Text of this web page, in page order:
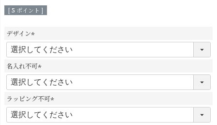
[5 ポイント ]
デザイン
(
必
須
)
名入れ不可
(
必
須
)
ラッピング不可
(
必